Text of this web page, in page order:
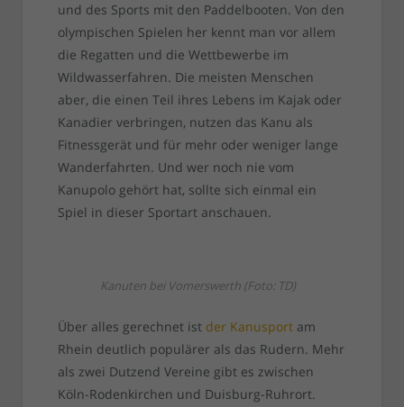
und des Sports mit den Paddelbooten. Von den
olympischen Spielen her kennt man vor allem
die Regatten und die Wettbewerbe im
Wildwasserfahren. Die meisten Menschen
aber, die einen Teil ihres Lebens im Kajak oder
Kanadier verbringen, nutzen das Kanu als
Fitnessgerät und für mehr oder weniger lange
Wanderfahrten. Und wer noch nie vom
Kanupolo gehört hat, sollte sich einmal ein
Spiel in dieser Sportart anschauen.
Kanuten bei Vomerswerth (Foto: TD)
Über alles gerechnet ist der Kanusportam
Rhein deutlich populärer als das Rudern. Mehr
als zwei Dutzend Vereine gibt es zwischen
Köln-Rodenkirchen und Duisburg-Ruhrort.